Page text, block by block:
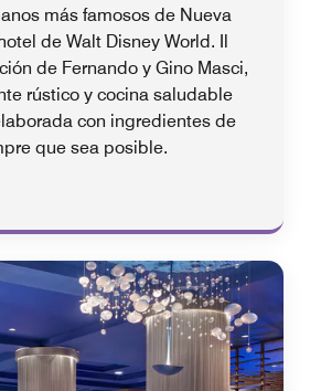
más famosos de Nueva
de Walt Disney World. Il
de Fernando y Gino Masci,
rústico y cocina saludable
con ingredientes de
que sea posible.